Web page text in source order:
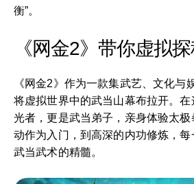
衡”。
《网金2》带你虚拟
《网金2》作为一款集武艺、文化与
将虚拟世界中的武当山幕布拉开。
光者，更是武当弟子，亲身体验太
动作为入门，到高深的内功修炼，
武当武术的精髓。